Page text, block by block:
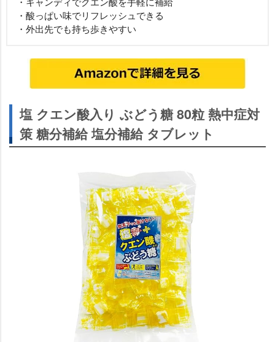
・酸っぱい味でリフレッシュできる
・外出先でも持ち歩きやすい
塩 クエン酸入り ぶどう糖 80粒 熱中症対
策 糖分補給 塩分補給 タブレット